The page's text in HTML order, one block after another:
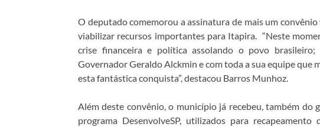
O deputado comemorou a assinatura de mais um
viabilizar recursos importantes para Itapira. “Neste
crise financeira e política assolando o povo
Governador Geraldo Alckmin e com toda a sua equipe que
esta fantástica conquista”, destacou Barros Munhoz.
Além deste convênio, o município já recebeu, também do
programa DesenvolveSP, utilizados para